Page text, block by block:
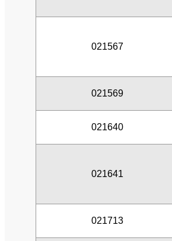
021567
021569
021640
021641
021713